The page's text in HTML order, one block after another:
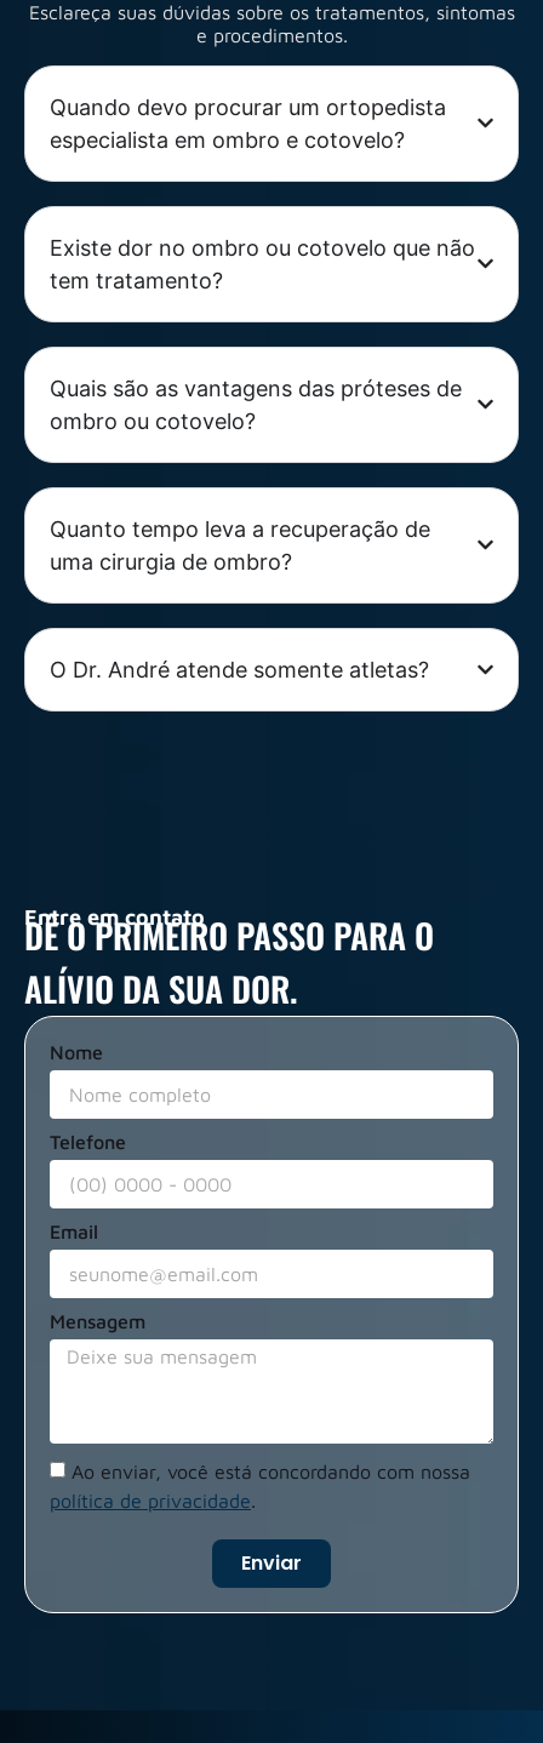
Esclareça suas dúvidas sobre os tratamentos, sintomas
e procedimentos.
Quando devo procurar um ortopedista
especialista em ombro e cotovelo?
Existe dor no ombro ou cotovelo que não
tem tratamento?
Quais são as vantagens das próteses de
ombro ou cotovelo?
Quanto tempo leva a recuperação de
uma cirurgia de ombro?
O Dr. André atende somente atletas?
Entre em contato
DÊ O PRIMEIRO PASSO PARA O
ALÍVIO DA SUA DOR.
Nome
Telefone
Email
Mensagem
Ao enviar, você está concordando com nossa
política de privacidade.
Enviar